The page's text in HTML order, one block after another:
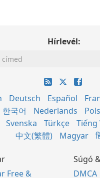
Hírlevél:
Deutsch Español
한국어 Nederlands
Svenska Türkçe Tiếng
中文(繁體)
Magyar
Free &
Súgó
DMCA